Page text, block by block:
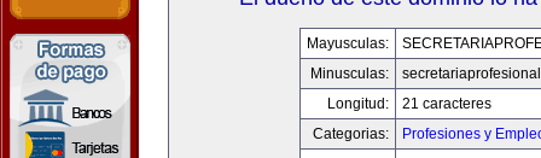
Mayusculas:
Minusculas:
Longitud:
21 caracteres
Categorias:
Profesiones y